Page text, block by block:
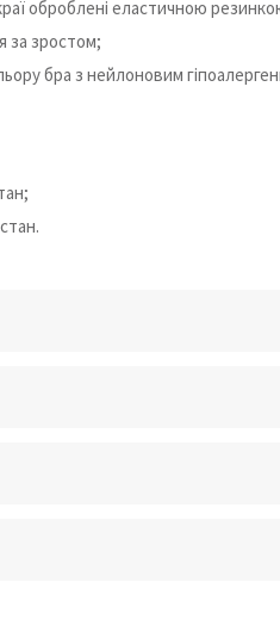
оброблені еластичною
за зростом;
бра з нейлоновим